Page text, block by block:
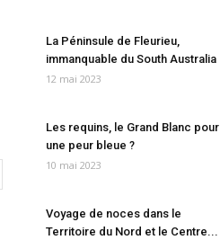
La Péninsule de Fleurieu,
immanquable du South Australia
12 mai 2023
Les requins, le Grand Blanc pour
une peur bleue ?
10 mai 2023
Voyage de noces dans le
Territoire du Nord et le Centre...